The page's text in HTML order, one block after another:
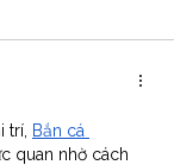
trí, Bắn cá
quan nhờ cách